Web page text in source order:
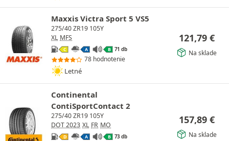
Maxxis Victra Sport 5 VS5
275/40 ZR19 105Y
XL MFS
C A B 71 db
78 hodnotenie
Letné
121,79 €
Na sklade
Continental
ContiSportContact 2
275/40 ZR19 105Y
DOT 2023 XL FR MO
D A B 73 db
157,89 €
Na sklade